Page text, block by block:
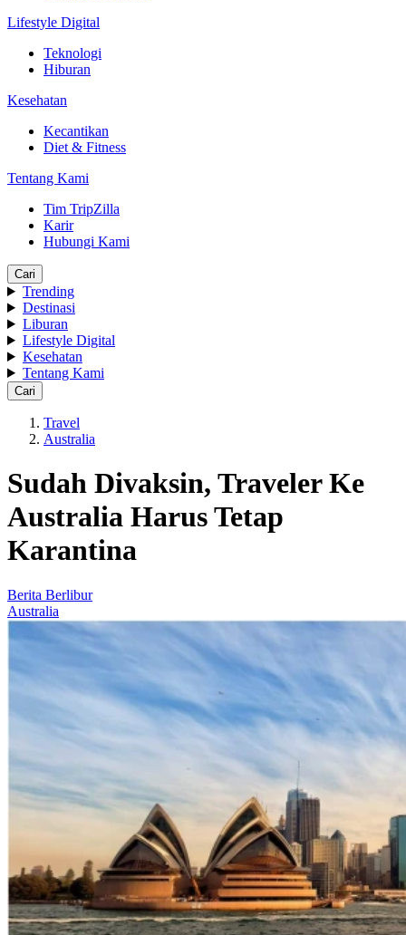
Lifestyle Digital
Teknologi
Hiburan
Kesehatan
Kecantikan
Diet & Fitness
Tentang Kami
Tim TripZilla
Karir
Hubungi Kami
Cari
Trending
Destinasi
Liburan
Lifestyle Digital
Kesehatan
Tentang Kami
Cari
Travel
Australia
Sudah Divaksin, Traveler Ke
Australia Harus Tetap
Karantina
Berita Berlibur
Australia